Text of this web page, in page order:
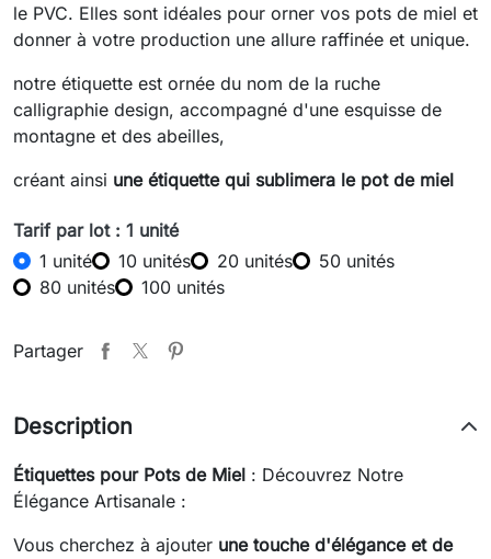
le PVC. Elles sont idéales pour orner vos pots de miel et
donner à votre production une allure raffinée et unique.
notre étiquette est ornée du nom de la ruche
calligraphie design, accompagné d'une esquisse de
montagne et des abeilles,
créant ainsi une étiquette qui sublimera le pot de miel
Tarif par lot : 1 unité
1 unité
10 unités 20 unités
50 unités
80 unités
100 unités
Partager
Description
Étiquettes pour Pots de Miel : Découvrez Notre
Élégance Artisanale :
Vous cherchez à ajouter une touche d'élégance et de